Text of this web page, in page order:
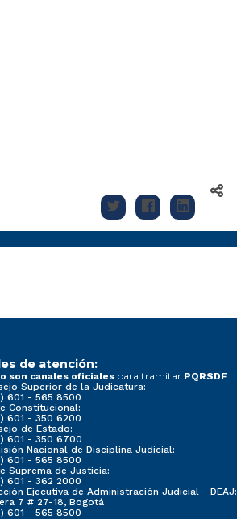
de atención:
son canales oficiales para tramitar PQRSDF
Superior de la Judicatura:
601 - 565 8500
Constitucional:
601 - 350 6200
de Estado:
601 - 350 6700
Nacional de Disciplina Judicial:
601 - 565 8500
Suprema de Justicia:
601 - 362 2000
Ejecutiva de Administración Judicial - DEAJ:
7 # 27-18, Bogotá
601 - 565 8500